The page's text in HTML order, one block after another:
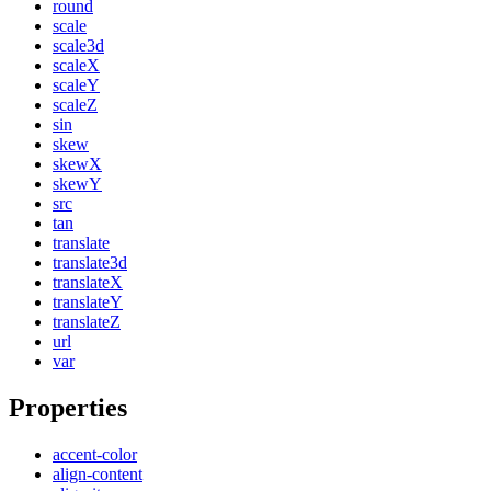
round
scale
scale3d
scaleX
scaleY
scaleZ
sin
skew
skewX
skewY
src
tan
translate
translate3d
translateX
translateY
translateZ
url
var
Properties
accent-color
align-content